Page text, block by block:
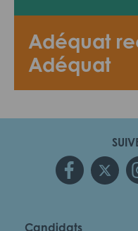
Adéquat
Adéquat
Candidats